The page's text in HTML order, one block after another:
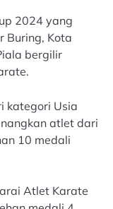
2024 yang
Buring, Kota
bergilir
kategori Usia
atlet dari
10 medali
Atlet Karate